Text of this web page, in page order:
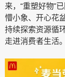
来，“重塑好物”
懵小象、开心花
持续探索资源循
走进消费者生活。